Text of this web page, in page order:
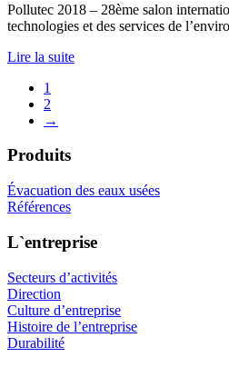
Pollutec 2018 – 28ème salon
technologies et des services de
Lire la suite
1
2
→
Produits
Évacuation des eaux usées
Références
L`entreprise
Secteurs d’activités
Direction
Culture d’entreprise
Histoire de l’entreprise
Durabilité